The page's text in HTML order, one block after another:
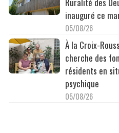
inauguré ce
05/08/26
À la Croix-
cherche des
résidents en
psychique
05/08/26